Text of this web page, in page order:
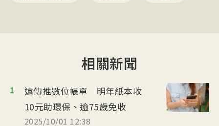
相關新聞
1
遠傳推數位帳單 明年紙本收
10元助環保、逾75歲免收
2025/10/01 12:38